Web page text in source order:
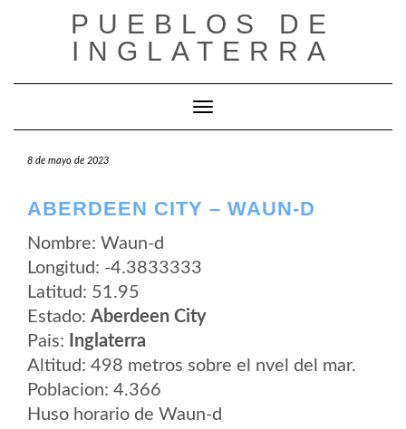
PUEBLOS DE
INGLATERRA
Cambiar modo de navegación
8 de mayo de 2023
ABERDEEN CITY – WAUN-D
Nombre: Waun-d
Longitud: -4.3833333
Latitud: 51.95
Estado: Aberdeen City
Pais:
Inglaterra
Altitud: 498 metros sobre el nvel del mar.
Poblacion: 4.366
Huso horario de Waun-d